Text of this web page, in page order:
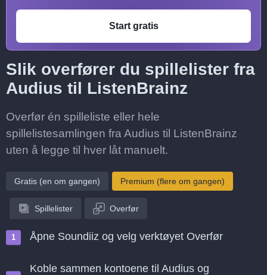
Start gratis
Slik overfører du spillelister fra
Audius til ListenBrainz
Overfør én spilleliste eller hele
spillelistesamlingen fra Audius til ListenBrainz
uten å legge til hver låt manuelt.
Gratis (en om gangen) Premium (flere om gangen)
Spillelister Overfør
Åpne Soundiiz og velg verktøyet Overfør
Koble sammen kontoene til Audius og